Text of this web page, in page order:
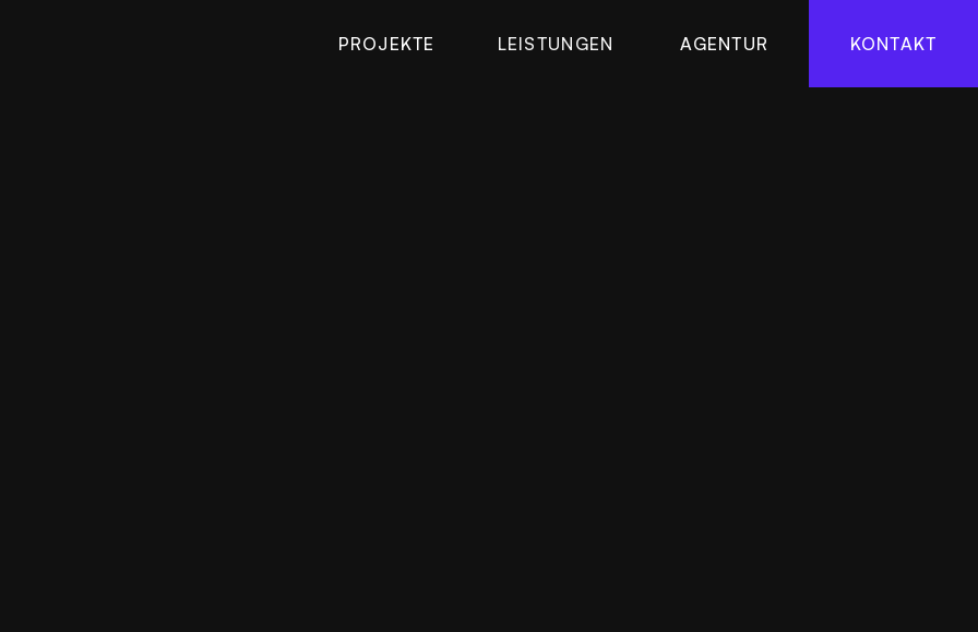
PROJEKTE LEISTUNGEN AGENTUR KONTAKT